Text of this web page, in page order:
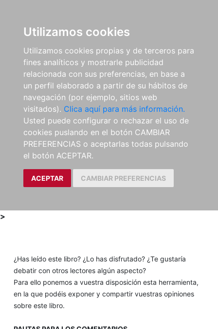
Utilizamos cookies
Utilizamos cookies propias y de terceros para
fines analíticos y mostrarle publicidad
relacionada con sus preferencias, en base a
un perfil elaborado a partir de su hábitos de
navegación (por ejemplo, sitios web
visitados). Clica aquí para más información.
Usted puede configurar o rechazar el uso de
cookies puslando en el botón CAMBIAR
PREFERENCIAS o aceptarlas todas pulsando
el botón ACEPTAR.
ACEPTAR CAMBIAR PREFERENCIAS
>
¿Has leído este libro? ¿Lo has disfrutado? ¿Te gustaría
debatir con otros lectores algún aspecto?
Para ello ponemos a vuestra disposición esta herramienta,
en la que podéis exponer y compartir vuestras opiniones
sobre este libro.